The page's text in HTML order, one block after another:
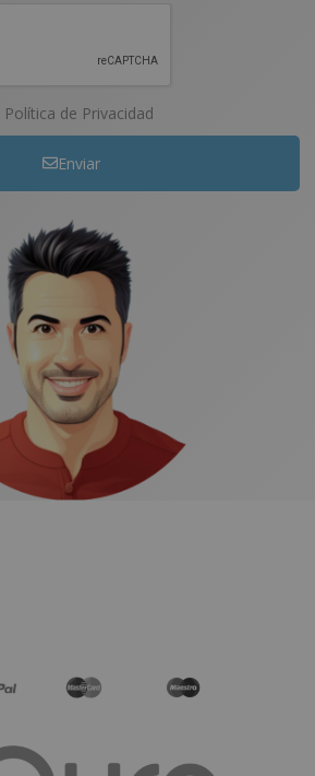
Política de Privacidad
Enviar